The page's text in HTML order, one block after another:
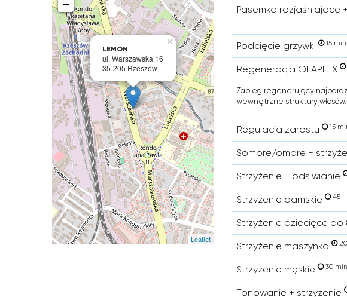
LEMON
ul. Warszawska 16
35-205 Rzeszów
×
−
Leaflet
Pasemka rozjaśniające
Podcięcie grzywki 15 min
Regeneracja OLAPLEX
Zabieg regenerujący
wewnętrzne struktury włosów.
Regulacja zarostu 15
Sombre/ombre +
Strzyżenie + odsiwianie
Strzyżenie damskie 45 -
Strzyżenie dziecięce do
Strzyżenie maszynka
Strzyżenie męskie 30 min
Tonowanie + strzyżenie